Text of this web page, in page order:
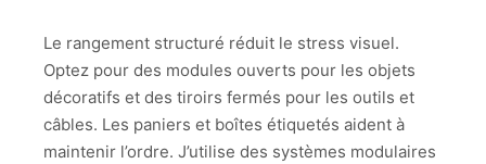
Le rangement structuré réduit le stress visuel.
Optez pour des modules ouverts pour les objets
décoratifs et des tiroirs fermés pour les outils et
câbles. Les paniers et boîtes étiquetés aident à
maintenir l’ordre. J’utilise des systèmes modulaires